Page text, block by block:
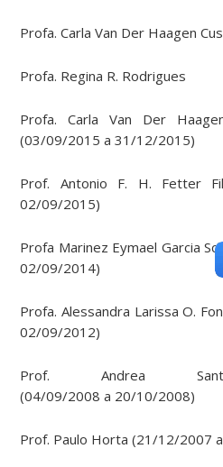
Profa. Carla Van Der Haagen
Profa. Regina R. Rodrigues
Profa. Carla Van Der
(03/09/2015 a 31/12/2015)
Prof. Antonio F. H. Fetter
02/09/2015)
Profa Marinez Eymael Garcia
02/09/2014)
Profa. Alessandra Larissa O.
02/09/2012)
Prof. Andrea
(04/09/2008 a 20/10/2008)
Prof. Paulo Horta (21/12/2007